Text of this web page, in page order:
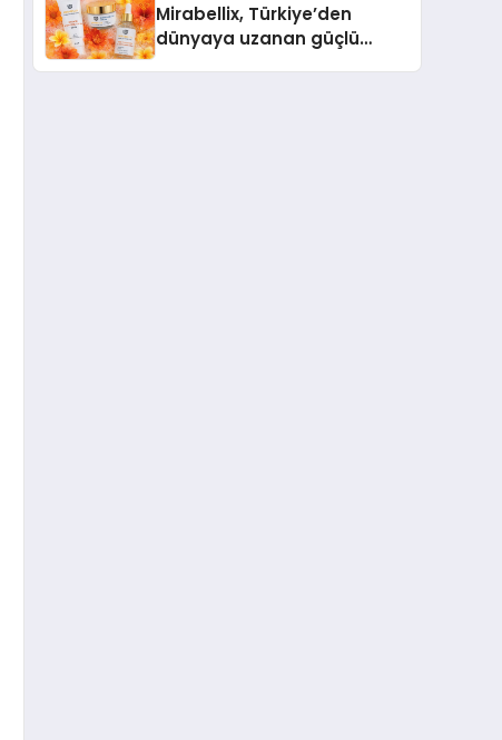
Mirabellix, Türkiye’den
dünyaya uzanan güçlü